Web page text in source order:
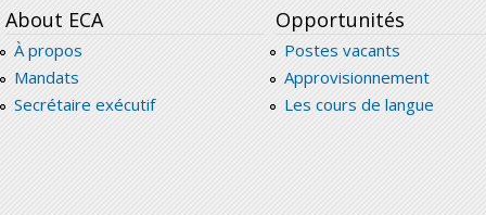
About ECA
À propos
Mandats
Secrétaire exécutif
Opportunités
Postes vacants
Approvisionnement
Les cours de langue